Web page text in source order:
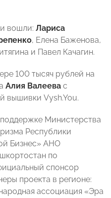
вошли: Лариса
, Елена Баженова,
и Павел Качагин.
100 тысяч рублей на
Алия Валеева с
вышивки Vysh.You.
Министерства
Республики
Бизнес» АНО
по
спонсор
проекта в регионе:
ассоциация «Эра